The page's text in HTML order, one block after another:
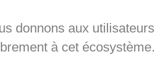
donnons aux utilisateurs
à cet écosystème.